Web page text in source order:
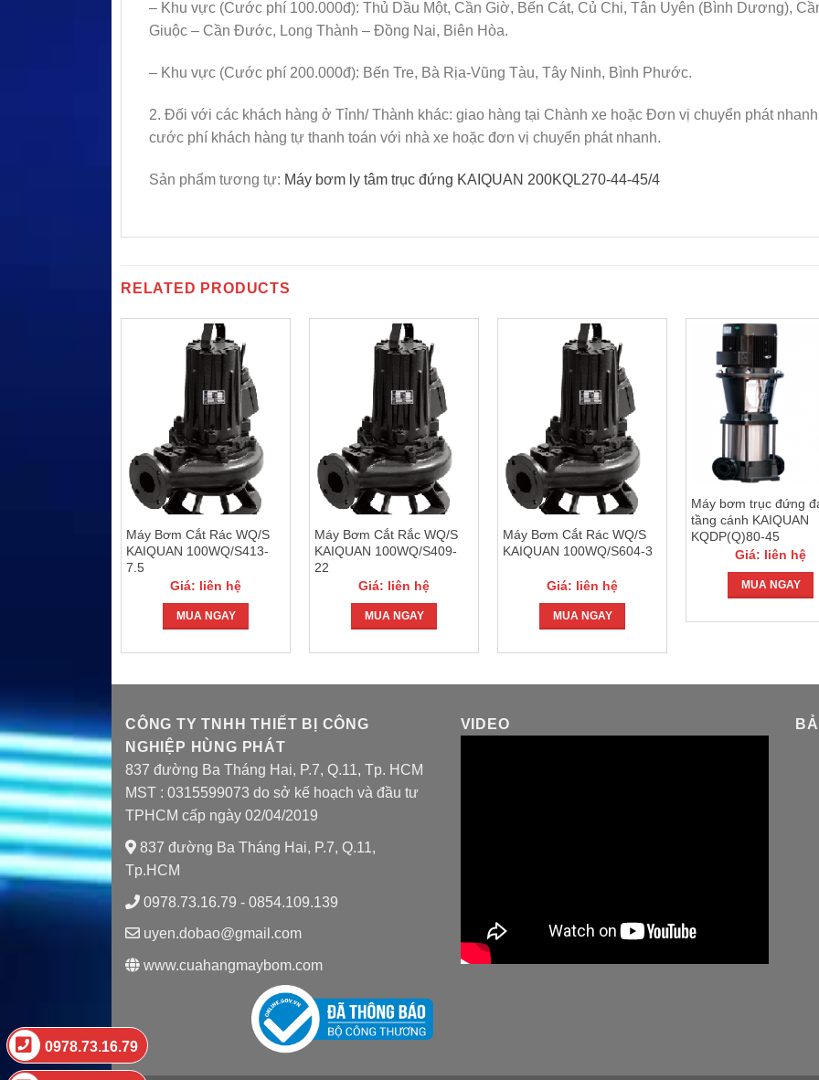
– Khu vực (Cước phí 100.000đ): Thủ Dầu Một, Cần Giờ, Bến Cát, Củ Chi, Tân Uyên (Bình Dương),
Giuộc – Cần Đước, Long Thành – Đồng Nai, Biên Hòa.
– Khu vực (Cước phí 200.000đ): Bến Tre, Bà Rịa-Vũng Tàu, Tây Ninh, Bình Phước.
2. Đối với các khách hàng ở Tỉnh/ Thành khác: giao hàng tại Chành xe hoặc Đơn vị chuyển phát
cước phí khách hàng tự thanh toán với nhà xe hoặc đơn vị chuyển phát nhanh.
Sản phẩm tương tự: Máy bơm ly tâm trục đứng KAIQUAN 200KQL270-44-45/4
RELATED PRODUCTS
Máy Bơm Cắt Rác WQ/S
KAIQUAN 100WQ/S413-
7.5
Giá: liên hệ
MUA NGAY
Máy Bơm Cắt Rắc WQ/S
KAIQUAN 100WQ/S409-
22
Giá: liên hệ
MUA NGAY
Máy Bơm Cắt Rác WQ/S
KAIQUAN 100WQ/S604-3
Giá: liên hệ
MUA NGAY
Máy bơm trục đứng
tầng cánh KAIQUAN
KQDP(Q)80-45
Giá: liên hệ
MUA NGAY
0978.73.16.79
CÔNG TY TNHH THIẾT BỊ CÔNG
NGHIỆP HÙNG PHÁT
837 đường Ba Tháng Hai, P.7, Q.11, Tp. HCM
MST : 0315599073 do sở kế hoạch và đầu tư
TPHCM cấp ngày 02/04/2019
837 đường Ba Tháng Hai, P.7, Q.11,
Tp.HCM
0978.73.16.79 - 0854.109.139
uyen.dobao@gmail.com
www.cuahangmaybom.com
VIDEO